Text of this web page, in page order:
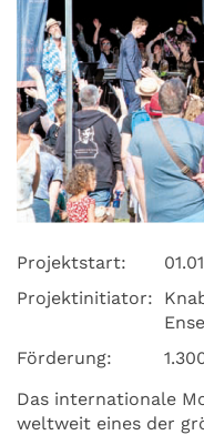
Projektstart:
Projektinitiator:
Förderung:
Das internationale
weltweit eines der